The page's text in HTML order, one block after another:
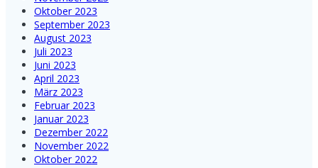
Oktober 2023
September 2023
August 2023
Juli 2023
Juni 2023
April 2023
März 2023
Februar 2023
Januar 2023
Dezember 2022
November 2022
Oktober 2022